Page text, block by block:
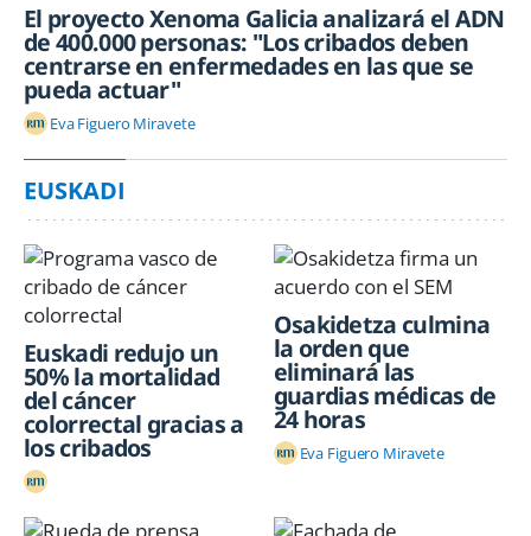
El proyecto Xenoma Galicia analizará el ADN
de 400.000 personas: "Los cribados deben
centrarse en enfermedades en las que se
pueda actuar"
Eva Figuero Miravete
EUSKADI
Euskadi redujo un
50% la mortalidad
del cáncer
colorrectal gracias a
los cribados
Osakidetza culmina
la orden que
eliminará las
guardias médicas de
24 horas
Eva Figuero Miravete